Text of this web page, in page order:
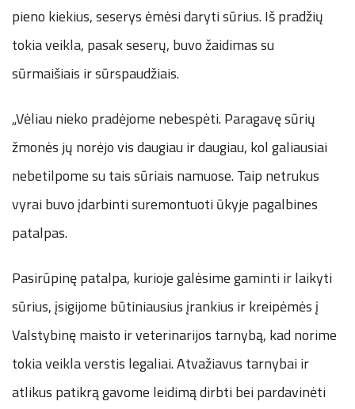
pieno kiekius, seserys ėmėsi daryti sūrius. Iš pradžių
tokia veikla, pasak seserų, buvo žaidimas su
sūrmaišiais ir sūrspaudžiais.
„Vėliau nieko pradėjome nebespėti. Paragavę sūrių
žmonės jų norėjo vis daugiau ir daugiau, kol galiausiai
nebetilpome su tais sūriais namuose. Taip netrukus
vyrai buvo įdarbinti suremontuoti ūkyje pagalbines
patalpas.
Pasirūpinę patalpa, kurioje galėsime gaminti ir laikyti
sūrius, įsigijome būtiniausius įrankius ir kreipėmės į
Valstybinę maisto ir veterinarijos tarnybą, kad norime
tokia veikla verstis legaliai. Atvažiavus tarnybai ir
atlikus patikrą gavome leidimą dirbti bei pardavinėti